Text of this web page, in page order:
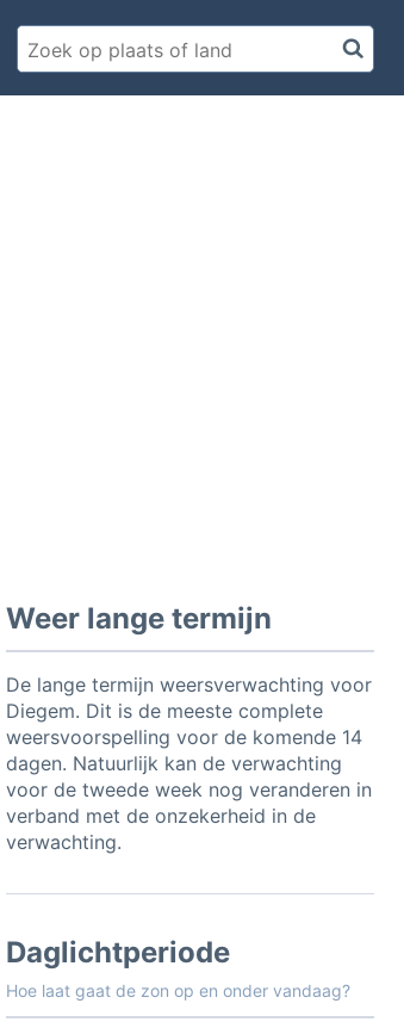
Weer lange termijn
De lange termijn weersverwachting voor
Diegem. Dit is de meeste complete
weersvoorspelling voor de komende 14
dagen. Natuurlijk kan de verwachting
voor de tweede week nog veranderen in
verband met de onzekerheid in de
verwachting.
Daglichtperiode
Hoe laat gaat de zon op en onder vandaag?